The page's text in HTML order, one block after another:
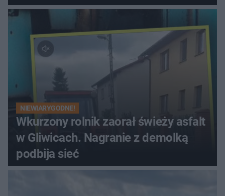
NIEWIARYGODNE!
Wkurzony rolnik zaorał świeży asfalt
w Gliwicach. Nagranie z demolką
podbija sieć